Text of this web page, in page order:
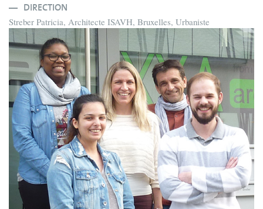
DIRECTION
Streber Patricia, Architecte ISAVH, Bruxelles, Urbaniste